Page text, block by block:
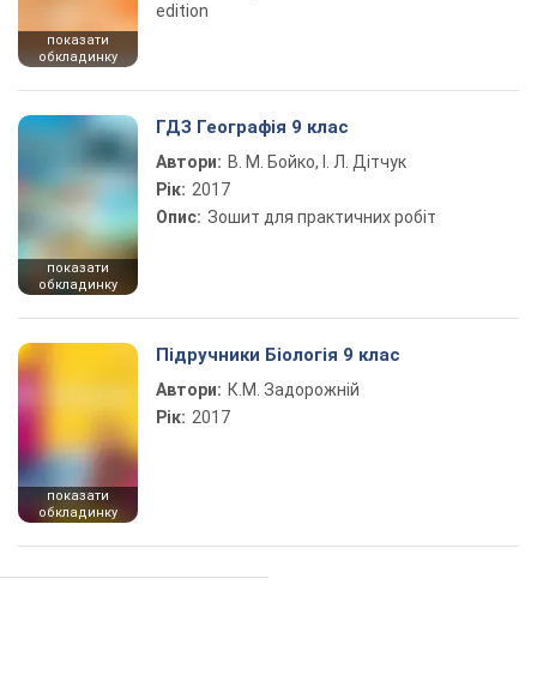
показати
обкладинку
edition
показати
обкладинку
ГДЗ Географія 9 клас
Автори: В. М. Бойко, І. Л. Дітчук
Рік: 2017
Опис: Зошит для практичних робіт
показати
обкладинку
Підручники Біологія 9 клас
Автори: К.М. Задорожній
Рік: 2017